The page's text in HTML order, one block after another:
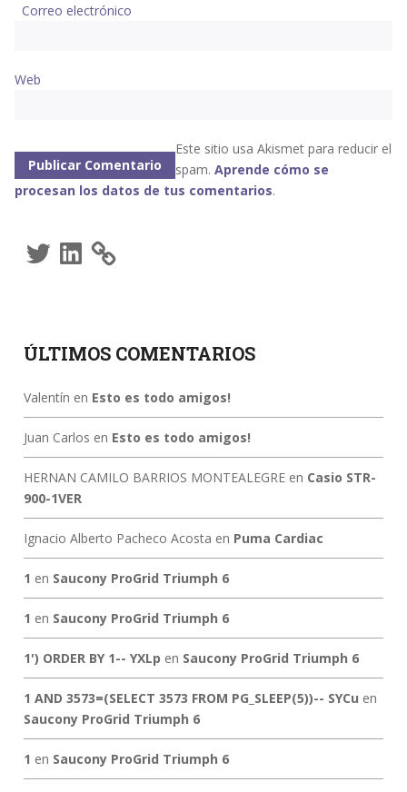
Correo electrónico
Web
Este sitio usa Akismet para reducir el
spam. Aprende cómo se
procesan los datos de tus comentarios.
TwitterLinkedIn
ÚLTIMOS COMENTARIOS
Valentín en Esto es todo amigos!
Juan Carlos en Esto es todo amigos!
HERNAN CAMILO BARRIOS MONTEALEGREen Casio STR-
900-1VER
Ignacio Alberto Pacheco Acosta en Puma Cardiac
1 en Saucony ProGrid Triumph 6
1 en Saucony ProGrid Triumph 6
1') ORDER BY 1-- YXLp en Saucony ProGrid Triumph 6
1 AND 3573=(SELECT 3573 FROM PG_SLEEP(5))-- SYCu en
Saucony ProGrid Triumph 6
1 en Saucony ProGrid Triumph 6